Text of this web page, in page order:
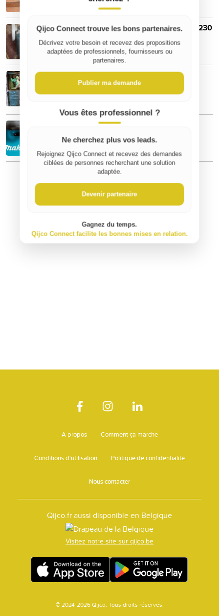
Location meuleuse d’angle Bosch GWS 22-230
15 €
par jour
Location perforateur SDS Max Hitachi
DH40MRY
25 €
Location de meuleuse d'angle
15 €
par jour
A propos Comment ça marche
Conditions d'utilisation Politique de confidentialité
Nous contacter
Qijco.fr aussi disponible en Belgique
Visitez notre site sur qijco.be
© 2024-2026 Qijco. Tous droits réservés.
Qijco Connect trouve les bons partenaires.
Décrivez votre besoin et recevez des propositions
adaptées de professionnels, fournisseurs ou
partenaires.
Publier ma demande
Vous êtes professionnel ?
Ne cherchez plus vos leads.
Rejoignez Qijco Connect et recevez des demandes
ciblées de personnes recherchant une solution
adaptée.
Devenir partenaire
Gagnez du temps.
Qijco Connect facilite les bonnes mises en relation.